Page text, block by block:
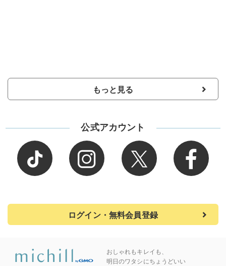
もっと見る
公式アカウント
ログイン・無料会員登録
おしゃれもキレイも、
明日のワタシにちょうどいい